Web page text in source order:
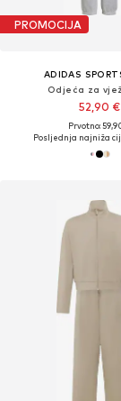
PROMOCIJA
ADIDAS
Odjeća za
52,90 €
Prvotno:
Posljednja najniža